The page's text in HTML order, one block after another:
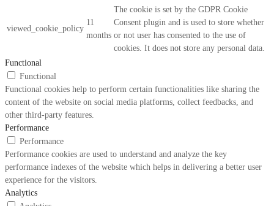
viewed_cookie_policy
11
months
The cookie is set by the GDPR Cookie
Consent plugin and is used to store whether
or not user has consented to the use of
cookies. It does not store any personal data.
Functional
Functional
Functional cookies help to perform certain functionalities like sharing the
content of the website on social media platforms, collect feedbacks, and
other third-party features.
Performance
Performance
Performance cookies are used to understand and analyze the key
performance indexes of the website which helps in delivering a better user
experience for the visitors.
Analytics